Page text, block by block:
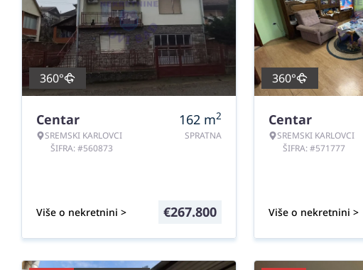
360°
Centar
SREMSKI KARLOVCI
ŠIFRA: #560873
162 m2
SPRATNA
Više o nekretnini > €267.800
360°
Centar
SREMSKI KARLOVCI
ŠIFRA: #571777
Više o nekretnini >